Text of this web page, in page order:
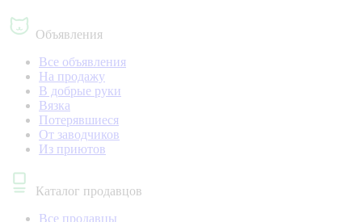
Объявления
Все объявления
На продажу
В добрые руки
Вязка
Потерявшиеся
От заводчиков
Из приютов
Каталог продавцов
Все продавцы